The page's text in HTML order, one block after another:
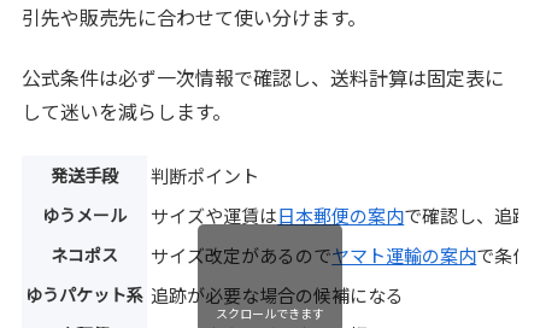
引先や販売先に合わせて使い分けます。
公式条件は必ず一次情報で確認し、送料計算は固定表に
して迷いを減らします。
発送手段 判断ポイント
ゆうメール サイズや運賃は日本郵便の案内で確認し、追跡
ネコポス サイズ改定があるのでヤマト運輸の案内で条件
ゆうパケット系 追跡が必要な場合の候補になる
スクロールできます